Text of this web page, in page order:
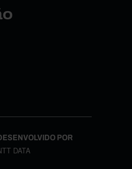
POR
DATA